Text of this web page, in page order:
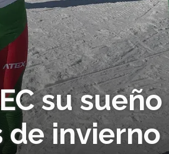
su sueño
de invierno